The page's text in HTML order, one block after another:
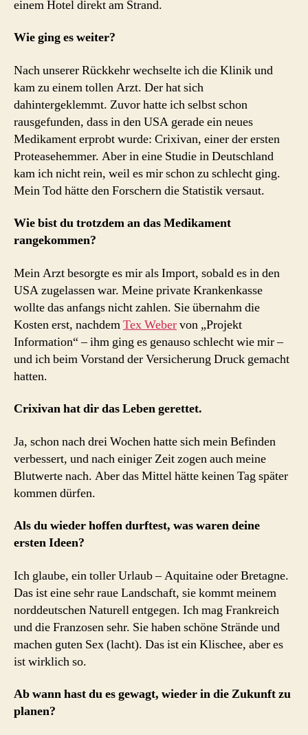
einem Hotel direkt am Strand.
Wie ging es weiter?
Nach unserer Rückkehr wechselte ich die Klinik und
kam zu einem tollen Arzt. Der hat sich
dahintergeklemmt. Zuvor hatte ich selbst schon
rausgefunden, dass in den USA gerade ein neues
Medikament erprobt wurde: Crixivan, einer der ersten
Proteasehemmer. Aber in eine Studie in Deutschland
kam ich nicht rein, weil es mir schon zu schlecht ging.
Mein Tod hätte den Forschern die Statistik versaut.
Wie bist du trotzdem an das Medikament
rangekommen?
Mein Arzt besorgte es mir als Import, sobald es in den
USA zugelassen war. Meine private Krankenkasse
wollte das anfangs nicht zahlen. Sie übernahm die
Kosten erst, nachdemTex Webervon „Projekt
Information“ – ihm ging es genauso schlecht wie mir –
und ich beim Vorstand der Versicherung Druck gemacht
hatten.
Crixivan hat dir das Leben gerettet.
Ja, schon nach drei Wochen hatte sich mein Befinden
verbessert, und nach einiger Zeit zogen auch meine
Blutwerte nach. Aber das Mittel hätte keinen Tag später
kommen dürfen.
Als du wieder hoffen durftest, was waren deine
ersten Ideen?
Ich glaube, ein toller Urlaub – Aquitaine oder Bretagne.
Das ist eine sehr raue Landschaft, sie kommt meinem
norddeutschen Naturell entgegen. Ich mag Frankreich
und die Franzosen sehr. Sie haben schöne Strände und
machen guten Sex (lacht). Das ist ein Klischee, aber es
ist wirklich so.
Ab wann hast du es gewagt, wieder in die Zukunft zu
planen?